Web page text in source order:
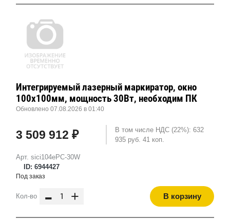
Арт. sici104ePC-30W
ID: 6944427
Интегрируемый лазерный маркиратор, окно
100х100мм, мощность 30Вт, необходим ПК
Обновлено 07.08.2026 в 01:40
3 509 912 ₽
В том числе НДС (22%): 632
935 руб. 41 коп.
Под заказ
Кол-во - + В корзину